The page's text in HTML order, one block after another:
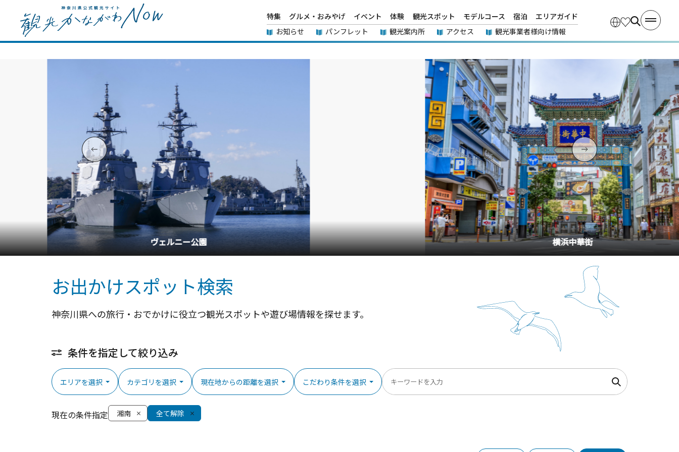
特集 グルメ・おみやげ イベント 体験 観光スポット モデルコース 宿泊
エリアガイド
お知らせ
パンフレット 観光案内所 アクセス 観光事業者様向け情報
横浜中華街
お出かけスポット検索
神奈川県への旅行・おでかけに役立つ観光スポットや遊び場情報を探せます。
条件を指定して絞り込み
エリアを選択 カテゴリを選択 現在地からの距離を選択 こだわり条件を選択
現在の条件指定 湘南 全て解除